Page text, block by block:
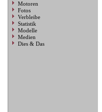
Motoren
Fotos
Verbleibe
Statistik
Modelle
Medien
Dies & Das